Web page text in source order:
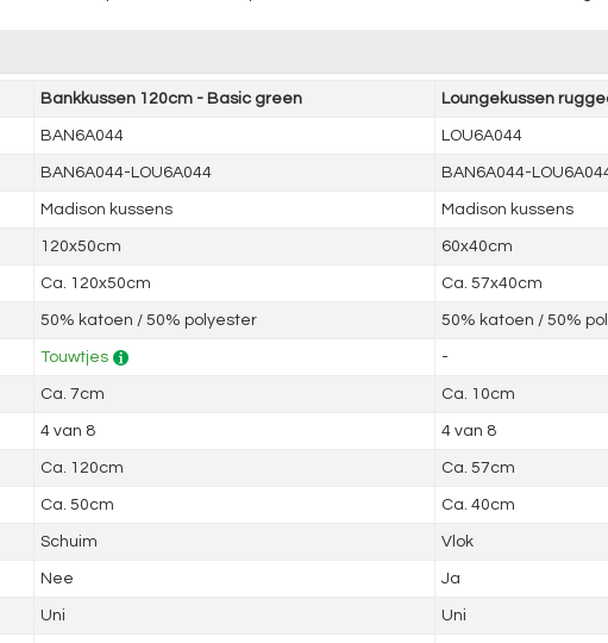
Bankkussen 120cm - Basic green Loungekussen
BAN6A044 LOU6A044
BAN6A044-LOU6A044 BAN6A044-
Madison kussens Madison kussens
120x50cm 60x40cm
Ca. 120x50cm Ca. 57x40cm
50% katoen / 50% polyester 50% katoen / 50%
Touwtjes -
Ca. 7cm Ca. 10cm
4 van 8 4 van 8
Ca. 120cm Ca. 57cm
Ca. 50cm Ca. 40cm
Schuim Vlok
Nee Ja
Uni Uni